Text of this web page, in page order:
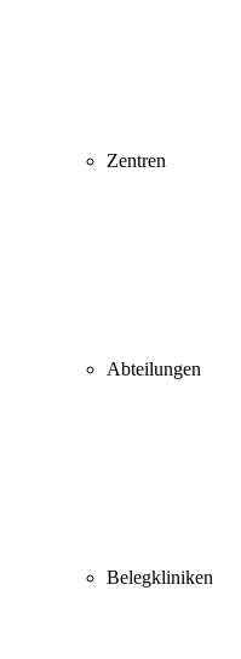
Zentren
Abteilungen
Belegkliniken